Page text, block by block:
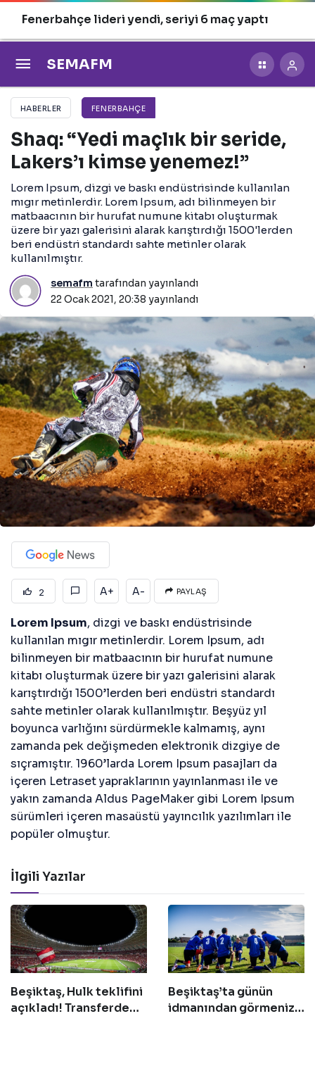
SEMAFM
HABERLER FENERBAHÇE
Shaq: “Yedi maçlık bir seride,
Lakers’ı kimse yenemez!”
Lorem Ipsum, dizgi ve baskı endüstrisinde kullanılan
mıgır metinlerdir. Lorem Ipsum, adı bilinmeyen bir
matbaacının bir hurufat numune kitabı oluşturmak
üzere bir yazı galerisini alarak karıştırdığı 1500'lerden
beri endüstri standardı sahte metinler olarak
kullanılmıştır.
semafm tarafından yayınlandı
22 Ocak 2021, 20:38 yayınlandı
2 A+ A- PAYLAŞ
Lorem Ipsum, dizgi ve baskı endüstrisinde
kullanılan mıgır metinlerdir. Lorem Ipsum, adı
bilinmeyen bir matbaacının bir hurufat numune
kitabı oluşturmak üzere bir yazı galerisini alarak
karıştırdığı 1500’lerden beri endüstri standardı
sahte metinler olarak kullanılmıştır. Beşyüz yıl
boyunca varlığını sürdürmekle kalmamış, aynı
zamanda pek değişmeden elektronik dizgiye de
sıçramıştır. 1960’larda Lorem Ipsum pasajları da
içeren Letraset yapraklarının yayınlanması ile ve
yakın zamanda Aldus PageMaker gibi Lorem Ipsum
sürümleri içeren masaüstü yayıncılık yazılımları ile
popüler olmuştur.
İlgili Yazılar
Beşiktaş, Hulk teklifini
açıkladı! Transferde
Beşiktaş’ta günün
idmanından görmeniz
Fenerbahçe lideri yendi, seriyi 6 maç yaptı